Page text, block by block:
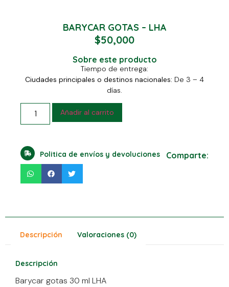
BARYCAR GOTAS – LHA
$50,000
Sobre este producto
Tiempo de entrega:
Ciudades principales o destinos nacionales: De 3 – 4
días.
Añadir al carrito
Politica de envíos y devoluciones Comparte:
Descripción Valoraciones (0)
Descripción
Barycar gotas 30 ml LHA